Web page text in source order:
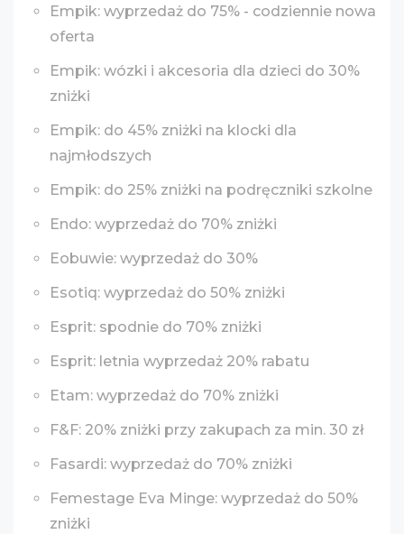
Empik: wyprzedaż do 75% - codziennie nowa
oferta
Empik: wózki i akcesoria dla dzieci do 30%
zniżki
Empik: do 45% zniżki na klocki dla
najmłodszych
Empik: do 25% zniżki na podręczniki szkolne
Endo: wyprzedaż do 70% zniżki
Eobuwie: wyprzedaż do 30%
Esotiq: wyprzedaż do 50% zniżki
Esprit: spodnie do 70% zniżki
Esprit: letnia wyprzedaż 20% rabatu
Etam: wyprzedaż do 70% zniżki
F&F: 20% zniżki przy zakupach za min. 30 zł
Fasardi: wyprzedaż do 70% zniżki
Femestage Eva Minge: wyprzedaż do 50%
zniżki